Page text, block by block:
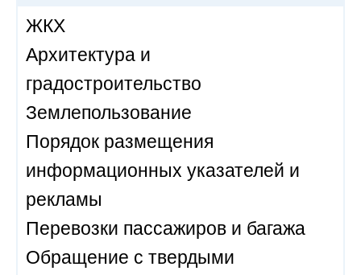
ЖКХ
Архитектура и
градостроительство
Землепользование
Порядок размещения
информационных указателей и
рекламы
Перевозки пассажиров и багажа
Обращение с твердыми